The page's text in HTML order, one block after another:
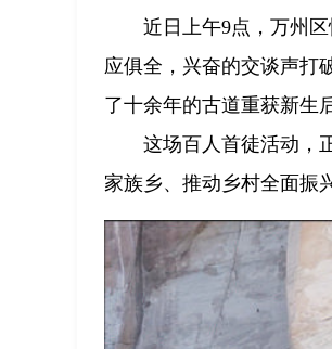
近日上午9点，万州
应俱全，兴奋的交谈声打
了十余年的古道重获新生
这场百人首徒活动，
家族乡、推动乡村全面振